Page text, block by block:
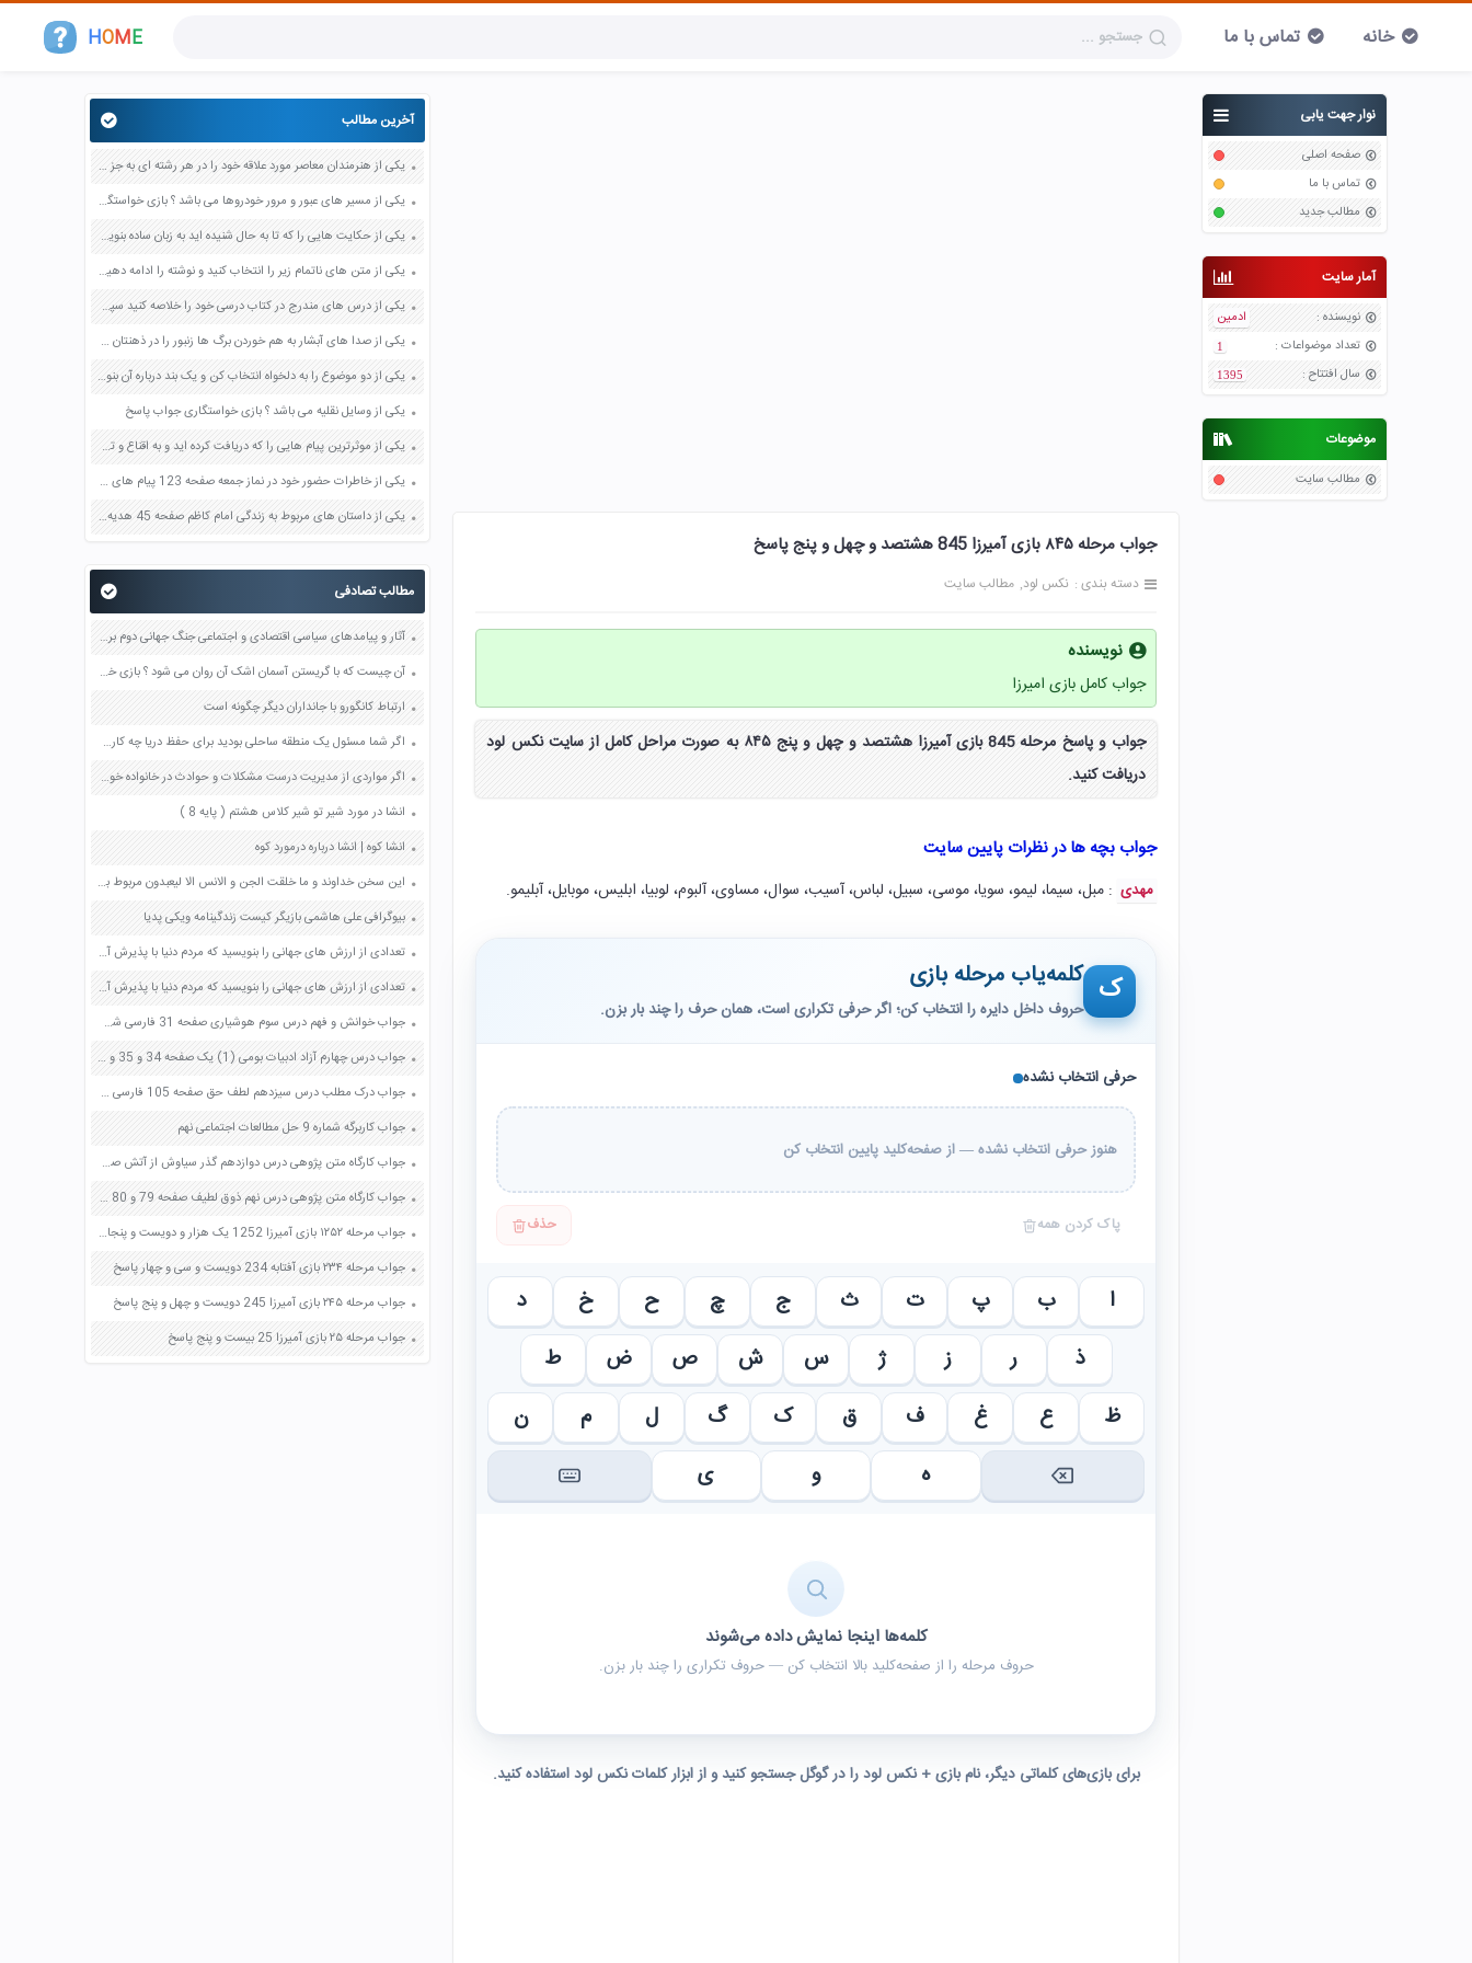
HOME خانه تماس با ما
نوار جهت یابی
صفحه اصلی
تماس با ما
مطالب جدید
آمار سایت
نویسنده :
ادمین
تعداد موضواعات :
1
سال افتتاح :
1395
موضوعات
مطالب سایت
جواب مرحله ۸۴۵ بازی آمیرزا 845 هشتصد و چهل و پنج پاسخ
دسته بندی : نکس لود مطالب سایت
نویسنده
جواب کامل بازی امیرزا
جواب و پاسخ مرحله 845 بازی آمیرزا هشتصد و چهل و پنج ۸۴۵ به صورت مراحل کامل از سایت نکس لود
دریافت کنید.
جواب بچه ها در نظرات پایین سایت
مهدی : مبل، سیما، لیمو، سویا، موسی، سبیل، لباس، آسیب، سوال، مساوی، آلبوم، لوبیا، ابلیس، موبایل، آبلیمو.
ک کلمه‌یاب مرحله بازی
حروف داخل دایره را انتخاب کن؛ اگر حرفی تکراری است، همان حرف را چند بار بزن.
حرفی انتخاب نشده
هنوز حرفی انتخاب نشده — از صفحه‌کلید پایین انتخاب کن
پاک کردن همه حذف
ا ب پ ت ث ج چ ح خ
د
ذ
ر ز ژ س ش ص ض
ط
ظ
ع غ ف ق ک گ ل م
ن
ه
و ی
کلمه‌ها اینجا نمایش داده می‌شوند
حروف مرحله را از صفحه‌کلید بالا انتخاب کن — حروف تکراری را چند بار بزن.
برای بازی‌های کلماتی دیگر، نام بازی + نکس لود را در گوگل جستجو کنید و از ابزار کلمات نکس لود استفاده کنید.
آخرین مطالب
یکی از هنرمندان معاصر مورد علاقه خود را در هر رشته ای به جز عکاسی صفحه 69 فرهنگ و هنر نهم
یکی از مسیر های عبور و مرور خودروها می باشد ؟ بازی خواستگاری جواب پاسخ
یکی از حکایت هایی را که تا به حال شنیده اید به زبان ساده بنویسید صفحه 97 نگارش ششم دبستان
یکی از متن های ناتمام زیر را انتخاب کنید و نوشته را ادامه دهید صفحه 73 و 74 کتاب نگارش فارسی پنجم دبستان
یکی از درس های مندرج در کتاب درسی خود را خلاصه کنید سپس متن خلاصه شده را با بهره گیری از روش های دسته بندی نمودار جدول نقشه مفهومی نشان دهید صفحه 118 نگارش یازدهم
یکی از صدا های آبشار به هم خوردن برگ ها زنبور را در ذهنتان مجسم کنید و درباره آن یک بند بنویسید صفحه 11 نگارش پنجم
یکی از دو موضوع را به دلخواه انتخاب کن و یک بند درباره آن بنویس صفحه 35 کتاب نگارش فارسی سوم
یکی از وسایل نقلیه می باشد ؟ بازی خواستگاری جواب پاسخ
یکی از موثرترین پیام هایی را که دریافت کرده اید و به اقناع و تغییری جدی در شما منجر شده است برسی کنید و علت این تاثیر گذاری قابل توجه را بنویسید صفحه 52 تفکر و سواد رسانه ای دهم
یکی از خاطرات حضور خود در نماز جمعه صفحه 123 پیام های آسمان هفتم
یکی از داستان های مربوط به زندگی امام کاظم صفحه 45 هدیه های آسمان چهارم
مطالب تصادفی
آثار و پیامدهای سیاسی اقتصادی و اجتماعی جنگ جهانی دوم بر ایران چه بود؟ صفحه 96 مطالعات اجتماعی نهم
آن چیست که با گریستن آسمان اشک آن روان می شود ؟ بازی خواستگاری جواب پاسخ
ارتباط کانگورو با جانداران دیگر چگونه است
اگر شما مسئول یک منطقه ساحلی بودید برای حفظ دریا چه کارهایی میکردید صفحه 96 اجتماعی ششم
اگر مواردی از مدیریت درست مشکلات و حوادث در خانواده خود یا خویشان و آشنایان سراغ دارید در کلاس بیان کنید صفحه 139 مطالعات اجتماعی نهم
انشا در مورد شیر تو شیر کلاس هشتم ( پایه 8 )
انشا کوه | انشا درباره درمورد کوه
اﯾﻦ ﺳﺨﻦ ﺧﺪاوﻧﺪ و ﻣﺎ ﺧﻠﻘﺖ اﻟﺠﻦ و اﻻﻧﺲ اﻻ ﻟﯿﻌﺒﺪون ﻣﺮﺑﻮط ﺑﻪ ﮐﺪام ﺑﺨﺶ از اﻫﺪاف اردو ﻣﯽ ﺑﺎﺷﺪ؟
بیوگرافی علی هاشمی بازیگر کیست زندگینامه ویکی پدیا
تعدادی از ارزش های جهانی را بنویسید که مردم دنیا با پذیرش آنها می توانند به آسانی در کنار یکدیگر به دور از اختلاف زندگی کنند صفحه 166 تفکر و سبک زندگی هشتم
تعدادی از ارزش های جهانی را بنویسید که مردم دنیا با پذیرش آنها می‌توانند به آسانی در کنار یکدیگر و به دور از اختلاف زندگی کنند و صفحه 166 کتاب تفکر و سبک زندگی هشتم
جواب خوانش و فهم درس سوم هوشیاری صفحه 31 فارسی ششم
جواب درس چهارم آزاد ادبیات بومی (1) یک صفحه 34 و 35 و 36 و 37 فارسی یازدهم
جواب درک مطلب درس سیزدهم لطف حق صفحه 105 فارسی چهارم
جواب کاربرگه شماره 9 حل مطالعات اجتماعی نهم
جواب کارگاه متن پژوهی درس دوازدهم گذر سیاوش از آتش صفحه 105 فارسی دوازدهم
جواب کارگاه متن پژوهی درس نهم ذوق لطیف صفحه 79 و 80 فارسی یازدهم
جواب مرحله ۱۲۵۲ بازی آمیرزا 1252 یک هزار و دویست و پنجاه و دو پاسخ
جواب مرحله ۲۳۴ بازی آفتابه 234 دویست و سی و چهار پاسخ
جواب مرحله ۲۴۵ بازی آمیرزا 245 دویست و چهل و پنج پاسخ
جواب مرحله ۲۵ بازی آمیرزا 25 بیست و پنج پاسخ